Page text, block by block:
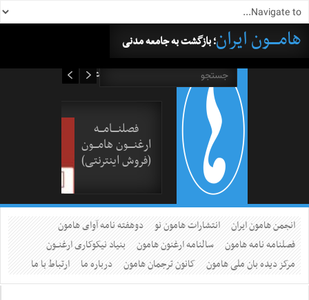
هامــــون ایران؛ بازگشت به جامعه مدنی
فصلنــــامـــه
ارغنــــون هامـــون
(فروش اینترنتی)
انجمن هامون ایران انتشارات هامون نو
دوهفته نامه آوای هامون
فصلنامه نامه هامون
سالنامه ارغنون هامون
بنیاد نیکوکاری ارغنــون
مرکز دیده بان ملی هامون
کانون ترجمان هامون درباره ما ارتباط با ما